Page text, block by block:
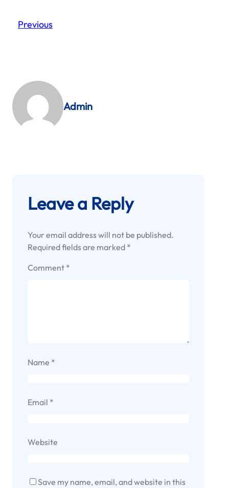
Previous
Admin
Leave a Reply
Your email address will not be published.
Required fields are marked *
Comment *
Name *
Email *
Website
Save my name, email, and website in this